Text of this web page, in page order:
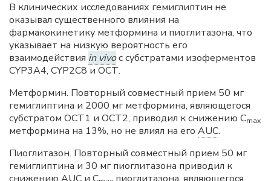
В клинических исследованиях гемиглиптин не
оказывал существенного влияния на
фармакокинетику метформина и пиоглитазона, что
указывает на низкую вероятность его
взаимодействия in vivoс субстратами изоферментов
CYP3A4, CYP2C8 и ОСТ.
Метформин. Повторный совместный прием 50 мг
гемиглиптина и 2000 мг метформина, являющегося
субстратом ОСТ1 и ОСТ2, приводил к снижению Сmах
метформина на 13%, но не влиял на его AUC.
Пиоглитазон. Повторный совместный прием 50 мг
гемиглиптина и 30 мг пиоглитазона приводил к